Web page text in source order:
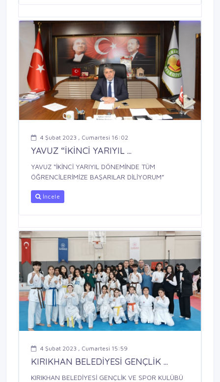
4 Şubat 2023 , Cumartesi 16:02
YAVUZ “İKİNCİ YARIYIL ...
YAVUZ “İKİNCİ YARIYIL DÖNEMİNDE TÜM
ÖĞRENCİLERİMİZE BAŞARILAR DİLİYORUM”
İncele
4 Şubat 2023 , Cumartesi 15:59
KIRIKHAN BELEDİYESİ GENÇLİK ...
KIRIKHAN BELEDİYESİ GENÇLİK VE SPOR KULÜBÜ